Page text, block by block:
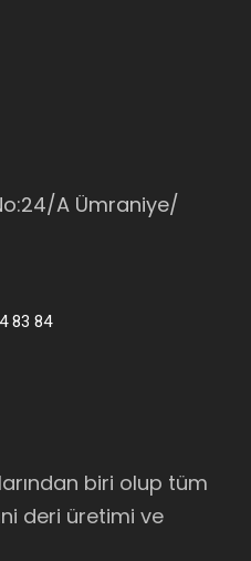
biri olup tüm
deri üretimi ve
A Ümraniye/
83 84